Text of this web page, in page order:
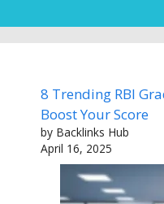
8 Trending RBI
Boost Your Score
by Backlinks Hub
April 16, 2025